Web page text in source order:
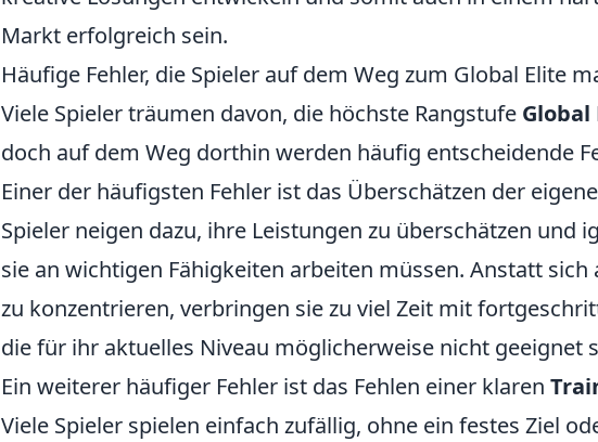
Markt erfolgreich sein.
Häufige Fehler, die Spieler auf dem Weg zum Global Elite
Viele Spieler träumen davon, die höchste Rangstufe Global
doch auf dem Weg dorthin werden häufig entscheidende
Einer der häufigsten Fehler ist das Überschätzen der
Spieler neigen dazu, ihre Leistungen zu überschätzen und
sie an wichtigen Fähigkeiten arbeiten müssen. Anstatt sich
zu konzentrieren, verbringen sie zu viel Zeit mit
die für ihr aktuelles Niveau möglicherweise nicht geeignet
Ein weiterer häufiger Fehler ist das Fehlen einer klaren
Viele Spieler spielen einfach zufällig, ohne ein festes Ziel